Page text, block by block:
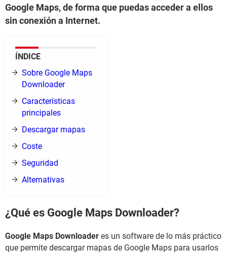
Google Maps, de forma que puedas acceder a ellos
sin conexión a Internet.
ÍNDICE
Sobre Google Maps
Downloader
Características
principales
Descargar mapas
Coste
Seguridad
Alternativas
¿Qué es Google Maps Downloader?
Google Maps Downloader es un software de lo más práctico
que permite descargar mapas de Google Maps para usarlos